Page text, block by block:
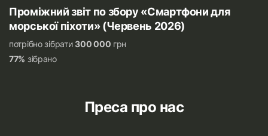
Проміжний звіт по збору «Смартфони для
морської піхоти» (Червень 2026)
потрібно зібрати300 000 грн
77% зібрано
Преса про нас